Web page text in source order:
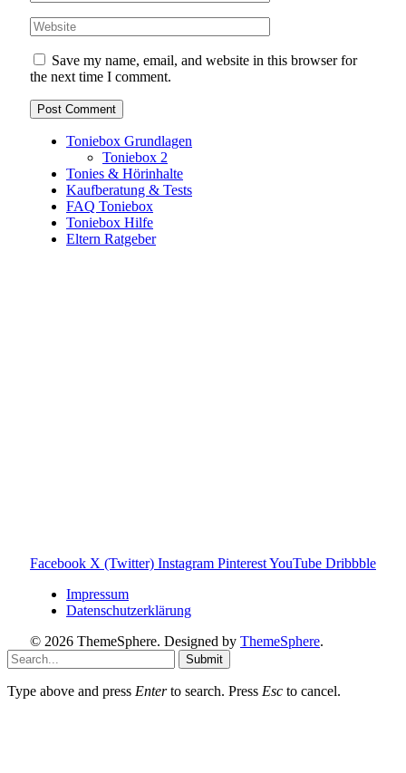
Save my name, email, and website in this browser for
the next time I comment.
Toniebox Grundlagen
Toniebox 2
Tonies & Hörinhalte
Kaufberatung & Tests
FAQ Toniebox
Toniebox Hilfe
Eltern Ratgeber
Facebook X (Twitter) Instagram PinterestYouTube Dribbble
Impressum
Datenschutzerklärung
© 2026 ThemeSphere. Designed by ThemeSphere.
Submit
Type above and press Enterto search. Press Esc to cancel.